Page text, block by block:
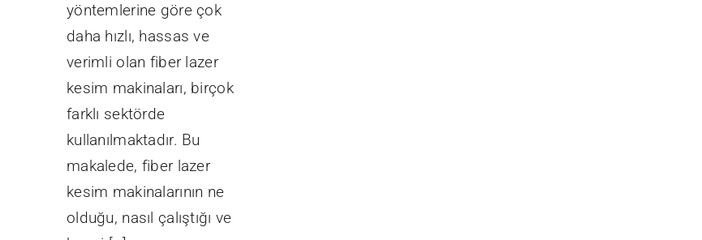
yöntemlerine göre çok
daha hızlı, hassas ve
verimli olan fiber lazer
kesim makinaları, birçok
farklı sektörde
kullanılmaktadır. Bu
makalede, fiber lazer
kesim makinalarının ne
olduğu, nasıl çalıştığı ve